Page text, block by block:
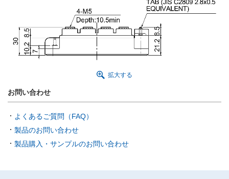
拡大する
お問い合わせ
よくあるご質問（FAQ）
製品のお問い合わせ
製品購入・サンプルのお問い合わせ